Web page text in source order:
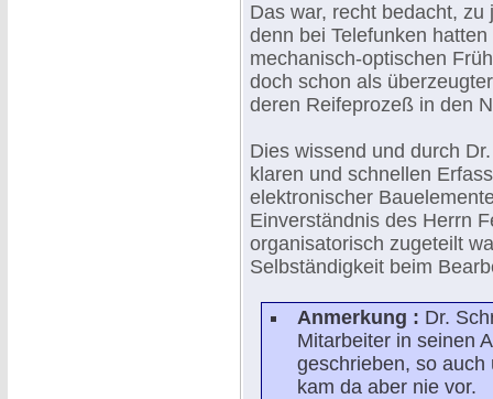
Das war, recht bedacht,
denn bei Telefunken
mechanisch-optischen
doch schon als
deren Reifeprozeß in den
Dies wissend und durch
klaren und schnellen
elektronischer
Einverständnis des Herrn
organisatorisch zugeteilt
Selbständigkeit beim
Anmerkung : Dr.
Mitarbeiter in seinen
geschrieben, so auch
kam da aber nie vor.